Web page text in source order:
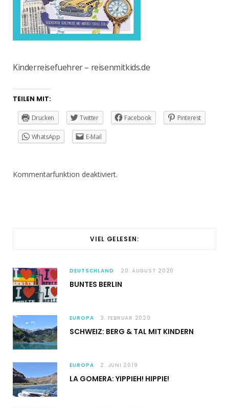
Kinderreisefuehrer – reisenmitkids.de
TEILEN MIT:
Drucken Twitter Facebook Pinterest
WhatsApp E-Mail
Kommentarfunktion deaktiviert.
VIEL GELESEN:
DEUTSCHLAND 20. AUGUST 2020
BUNTES BERLIN
EUROPA 3. FEBRUAR 2020
SCHWEIZ: BERG & TAL MIT KINDERN
EUROPA 2. JUNI 2019
LA GOMERA: YIPPIEH! HIPPIE!